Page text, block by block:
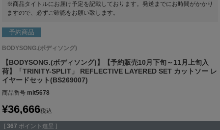
※商品タイトルにお届け予定を記載しております。発送までにお時間がかかり
ますので、必ずご確認をお願い致します。
予約商品
BODYSONG.(ボディソング)
【BODYSONG.(ボディソング)】【予約販売10月下旬～11月上旬入
荷】「TRINITY-SPLIT」 REFLECTIVE LAYERED SET カットソー レ
イヤードセット(BS269007)
商品番号 mlt5678
¥36,666税込
[ 367 ポイント進呈 ]